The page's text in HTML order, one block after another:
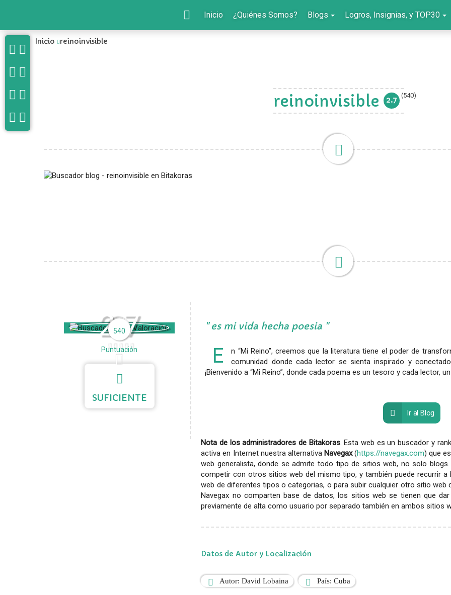
Inicio ¿Quiénes Somos? Blogs Logros, Insignias, y TOP30
Inicio reinoinvisible
reinoinvisible 2.7 (540)
2.7
540
Puntuación
SUFICIENTE
es mi vida hecha poesia
E
n “Mi Reino”, creemos que la literatura tiene el poder de
comunidad donde cada lector se sienta inspirado y
¡Bienvenido a “Mi Reino”, donde cada poema es un tesoro y cada lector,
Ir al Blog
Nota de los administradores de Bitakoras. Esta web es un buscador y
activa en Internet nuestra alternativa Navegax(https://navegax.com) que
web generalista, donde se admite todo tipo de sitios web, no solo
competir con otros sitios web del mismo tipo, y también puede recurrir
web de diferentes tipos o categorias, o para subir cualquier otro sitio web
Navegax no comparten base de datos, los sitios web se tienen que
previamente de alta como usuario por separado también en ambos sitios
Datos de Autor y Localización
Autor: David Lobaina País: Cuba